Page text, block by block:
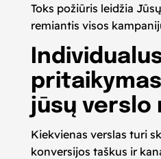
Toks požiūris leidžia
remiantis visos
jūsų verslo
Kiekvienas verslas turi
konversijos taškus ir